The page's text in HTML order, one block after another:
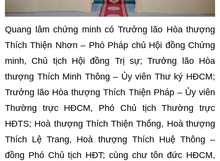
Quang lâm chứng minh có Trưởng lão Hòa thượng
Thích Thiện Nhơn – Phó Pháp chủ Hội đồng Chứng
minh, Chủ tịch Hội đồng Trị sự; Trưởng lão Hòa
thượng Thích Minh Thông – Ủy viên Thư ký HĐCM;
Trưởng lão Hòa thượng Thích Thiện Pháp – Ủy viên
Thường trực HĐCM, Phó Chủ tịch Thường trực
HĐTS; Hoà thượng Thích Thiện Thống, Hoà thượng
Thích Lệ Trang, Hoà thượng Thích Huệ Thông –
đồng Phó Chủ tịch HĐT; cùng chư tôn đức HĐCM,